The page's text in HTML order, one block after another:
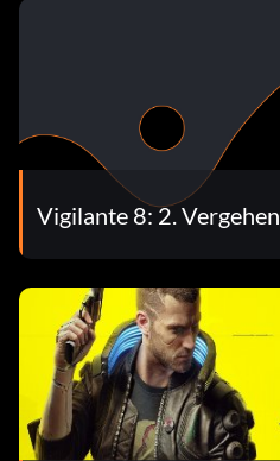
Vigilante 8: 2. Vergehen